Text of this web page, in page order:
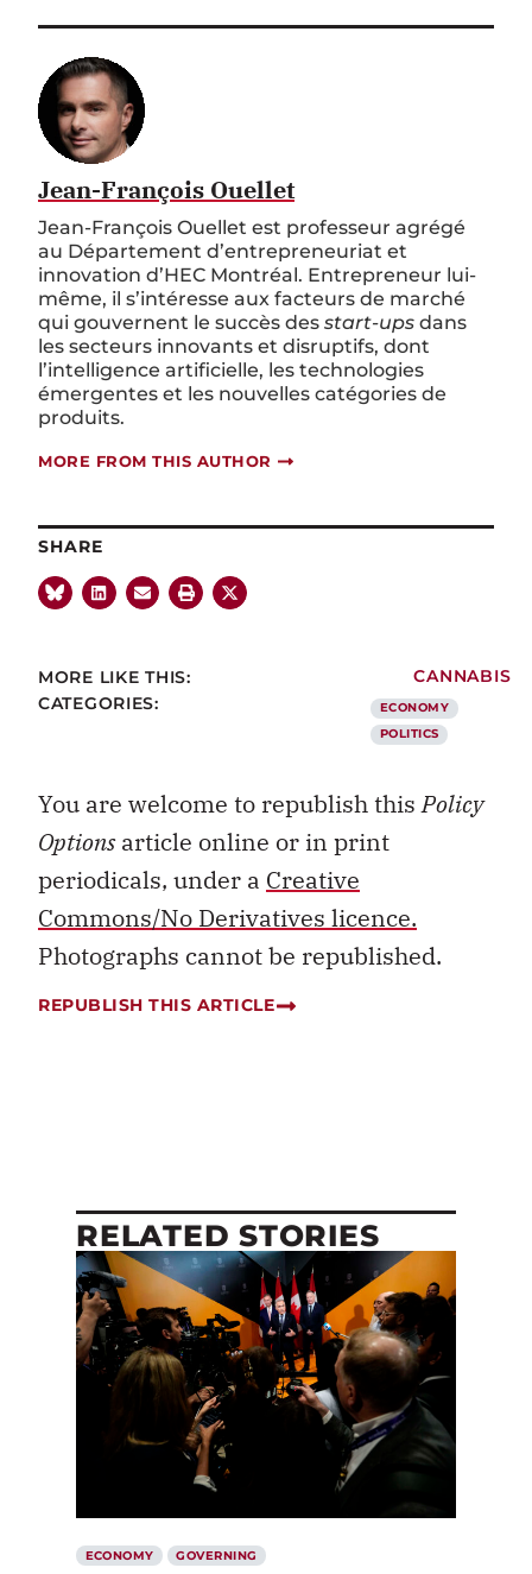
Jean-François Ouellet
Jean-François Ouellet est professeur agrégé
au Département d’entrepreneuriat et
innovation d’HEC Montréal. Entrepreneur lui-
même, il s’intéresse aux facteurs de marché
qui gouvernent le succès des start-ups dans
les secteurs innovants et disruptifs, dont
l’intelligence artificielle, les technologies
émergentes et les nouvelles catégories de
produits.
MORE FROM THIS AUTHOR
SHARE
MORE LIKE THIS: CANNABIS
CATEGORIES:
ECONOMY
POLITICS
You are welcome to republish thisPolicy
Optionsarticle online or in print
periodicals, under a Creative
Commons/No Derivatives licence.
Photographs cannot be republished.
REPUBLISH THIS ARTICLE
RELATED STORIES
ECONOMY GOVERNING